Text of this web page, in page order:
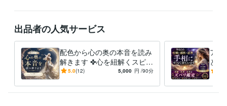
フォローやお気に入り登録も大きな励みです
笑顔 輝く未来へ導きます
スピリチュアル占い師
廉清 生織 れんせい さき
経験職種
出品者の人気サービス
配色から心の奥の本音を読み
解きます ✤心を紐解くスピリ
チュアルカラーセッション✤
5.0(12) 5,000 円 /90分
アナ
と
術・
✤